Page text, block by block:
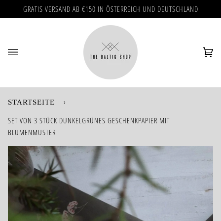
zum
GRATIS VERSAND AB €150 IN ÖSTERREICH UND DEUTSCHLAND
(0)
STARTSEITE
›
SET VON 3 STÜCK DUNKELGRÜNES GESCHENKPAPIER MIT
BLUMENMUSTER